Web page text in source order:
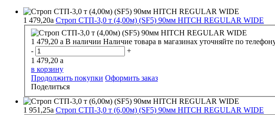
1 479,20a Строп СТП-3,0 т (4,00м) (SF5) 90мм HITCH REGULAR WIDE
1 479,20 a В наличии Наличие товара в магазинах уточняйте по
-
+
1 479,20 a
в корзину
Продолжить покупки Оформить заказ
Поделиться
1 951,25a Строп СТП-3,0 т (6,00м) (SF5) 90мм HITCH REGULAR WIDE